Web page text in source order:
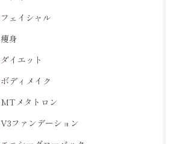
フェイシャル
痩身
ダイエット
ボディメイク
MTメタトロン
V3ファンデーション